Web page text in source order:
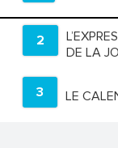
2
DE LA
3 LE